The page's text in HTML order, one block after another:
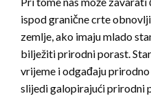
ispod granične crte
zemlje, ako imaju mlado
bilježiti prirodni porast.
vrijeme i odgađaju
slijedi galopirajući prirodni